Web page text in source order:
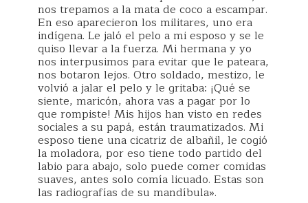
nos trepamos a la mata de coco a escampar.
En eso aparecieron los militares, uno era
indígena. Le jaló el pelo a mi esposo y se le
quiso llevar a la fuerza. Mi hermana y yo
nos interpusimos para evitar que le pateara,
nos botaron lejos. Otro soldado, mestizo, le
volvió a jalar el pelo y le gritaba: ¡Qué se
siente, maricón, ahora vas a pagar por lo
que rompiste! Mis hijos han visto en redes
sociales a su papá, están traumatizados. Mi
esposo tiene una cicatriz de albañil, le cogió
la moladora, por eso tiene todo partido del
labio para abajo, solo puede comer comidas
suaves, antes solo comía licuado. Estas son
las radiografías de su mandíbula».